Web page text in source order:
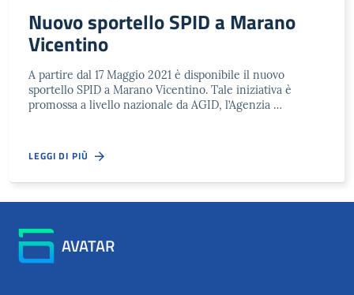
Nuovo sportello SPID a Marano
Vicentino
A partire dal 17 Maggio 2021 è disponibile il nuovo
sportello SPID a Marano Vicentino. Tale iniziativa è
promossa a livello nazionale da AGID, l’Agenzia …
LEGGI DI PIÙ
AVATAR